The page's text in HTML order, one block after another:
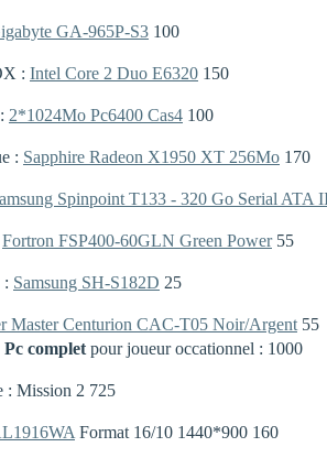
GA-965P-S3 100
: Intel Core 2 Duo E6320 150
2*1024Mo Pc6400 Cas4 100
: Sapphire Radeon X1950 XT 256Mo 170
Spinpoint T133 - 320 Go Serial ATA
Fortron FSP400-60GLN Green Power55
: Samsung SH-S182D 25
Master Centurion CAC-T05 Noir/Argent 55
Pc complet pour joueur occationnel : 1000
Mission 2 725
Format 16/10 1440*900 160